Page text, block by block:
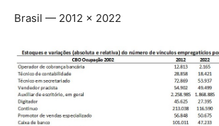
Brasil — 2012 × 2022